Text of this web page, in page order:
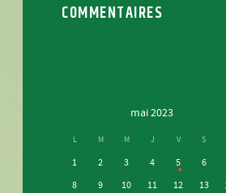
COMMENTAIRES
mai 2023
L M M J V S
1 2 3 4 5 6
8
9 10 11 12 13